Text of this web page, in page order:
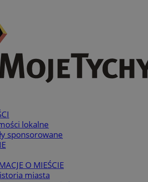
lokalne
sponsorowane
O MIEŚCIE
miasta